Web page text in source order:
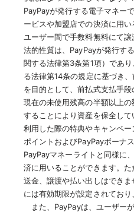
PayPayが発行する電子マネー
ービスや加盟店での決済に用
ユーザー間で手数料無料にて
法的性質は、PayPayが発行す
関する法律第3条第1項）であ
る法律第14条の規定に基づき
を目的として、前払式支払手
現在の未使用残高の半額以上
することにより資産を保全し
利用した際の特典やキャンペ
ポイントおよびPayPayボーナ
PayPayマネーライトと同様に
済に用いることができます。
送金、譲渡や払い出しはでき
には有効期限が設定されており
また、PayPayは、ユーザー